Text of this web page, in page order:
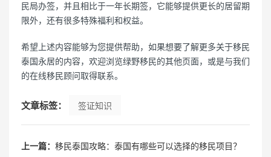
民局办签，并且相比于一年长期签，它能够提供更长的居留期
限外，还有很多特殊福利和权益。
希望上述内容能够为您提供帮助，如果想要了解更多关于移民
泰国永居的内容，欢迎浏览绿野移民的其他页面，或是与我们
的在线移民顾问取得联系。
文章标签： 签证知识
上一篇： 移民泰国攻略：泰国有哪些可以选择的移民项目？